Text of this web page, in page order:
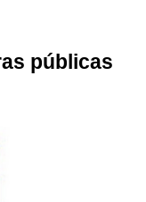
públicas